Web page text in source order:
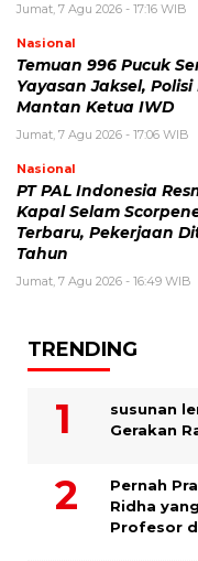
Jumat, 7 Agu 2026 - 17:16 WIB
Nasional
Temuan 996 Pucuk
Yayasan Jaksel,
Mantan Ketua IWD
Jumat, 7 Agu 2026 - 17:06 WIB
Nasional
PT PAL Indonesia
Kapal Selam
Terbaru, Pekerjaan
Tahun
Jumat, 7 Agu 2026 - 16:49 WIB
TRENDING
susunan
Gerakan
Pernah
Ridha
Profesor